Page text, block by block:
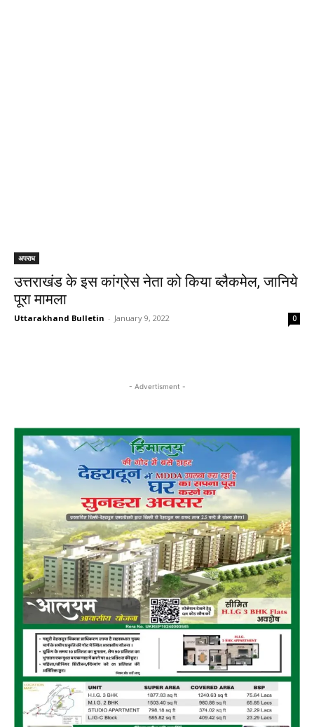
अपराध
उत्तराखंड के इस कांग्रेस नेता को किया ब्लैकमेल, जानिये
पूरा मामला
Uttarakhand Bulletin - January 9, 2022 0
- Advertisment -